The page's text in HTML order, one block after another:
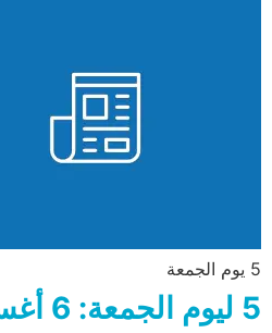
5 يوم الجمعة
5 ليوم الجمعة: 6 أغسطس 2026